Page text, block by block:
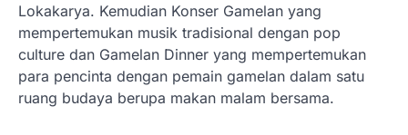
Lokakarya. Kemudian Konser Gamelan yang
mempertemukan musik tradisional dengan pop
culture dan Gamelan Dinner yang mempertemukan
para pencinta dengan pemain gamelan dalam satu
ruang budaya berupa makan malam bersama.